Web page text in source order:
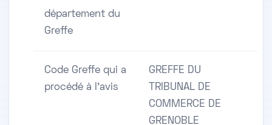
département du
Greffe
Code Greffe qui a
procédé à l'avis
GREFFE DU
TRIBUNAL DE
COMMERCE DE
GRENOBLE